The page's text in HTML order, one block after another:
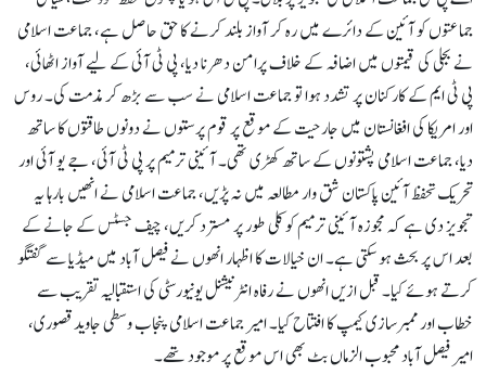
جماعتوں کو آئین کے دائرے میں رہ کر آواز بلند کرنے کا حق حاصل ہے، جماعت اسلامی
نے بجلی کی قیمتوں میں اضافہ کے خلاف پرامن دھرنا دیا، پی ٹی آئی کے لیے آواز اٹھائی،
پی ٹی ایم کے کارکنان پر تشدد ہوا تو جماعت اسلامی نے سب سے بڑھ کر مذمت کی۔ روس
اور امریکا کی افغانستان میں جارحیت کے موقع پر قوم پرستوں نے دونوں طاقتوں کا ساتھ
دیا، جماعت اسلامی پشتونوں کے ساتھ کھڑی تھی۔ آئینی ترمیم پر پی ٹی آئی، جے یو آئی اور
تحریک تحفظ آئین پاکستان شق وار مطالعہ میں نہ پڑیں، جماعت اسلامی نے انھیں بارہا یہ
تجویز دی ہے کہ مجوزہ آئینی ترمیم کو کلی طور پر مسترد کریں، چیف جسٹس کے جانے کے
بعد اس پر بحث ہو سکتی ہے۔ ان خیالات کا اظہار انھوں نے فیصل آباد میں میڈیا سے گفتگو
کرتے ہوئے کیا۔ قبل ازیں انھوں نے رفاہ انٹرنیشنل یونیورسٹی کی استقبالیہ تقریب سے
خطاب اور ممبرسازی کیمپ کا افتتاح کیا۔ امیر جماعت اسلامی پنجاب وسطی جاوید قصوری،
امیر فیصل آباد محبوب الزماں بٹ بھی اس موقع پر موجود تھے۔